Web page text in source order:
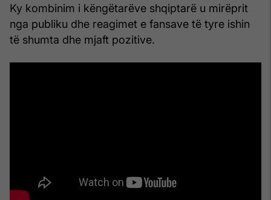
Ky kombinim i këngëtarëve shqiptarë u mirëprit
nga publiku dhe reagimet e fansave të tyre ishin
të shumta dhe mjaft pozitive.